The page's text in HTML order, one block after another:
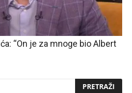
“On je za mnoge bio Albert